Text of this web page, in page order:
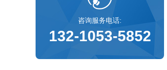
咨询服务电话:
132-1053-5852